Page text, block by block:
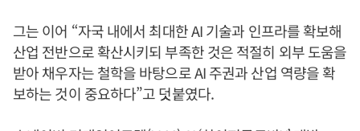
그는 이어 “자국 내에서 최대한 AI 기술과 인프라를 확보해
산업 전반으로 확산시키되 부족한 것은 적절히 외부 도움을
받아 채우자는 철학을 바탕으로 AI 주권과 산업 역량을 확
보하는 것이 중요하다”고 덧붙였다.